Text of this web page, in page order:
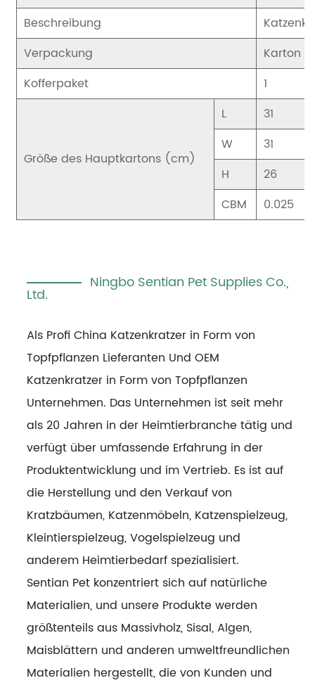
Beschreibung
Verpackung
Karton
Kofferpaket
1
Größe des Hauptkartons (cm)
L
31
W
31
H
26
CBM
0.025
Ningbo Sentian Pet Supplies Co.,
Ltd.
Als ProfiChina Katzenkratzer in Form von
Topfpflanzen Lieferanten UndOEM
Katzenkratzer in Form von Topfpflanzen
Unternehmen. Das Unternehmen ist seit mehr
als 20 Jahren in der Heimtierbranche tätig und
verfügt über umfassende Erfahrung in der
Produktentwicklung und im Vertrieb. Es ist auf
die Herstellung und den Verkauf von
Kratzbäumen, Katzenmöbeln, Katzenspielzeug,
Kleintierspielzeug, Vogelspielzeug und
anderem Heimtierbedarf spezialisiert.
Sentian Pet konzentriert sich auf natürliche
Materialien, und unsere Produkte werden
größtenteils aus Massivholz, Sisal, Algen,
Maisblättern und anderen umweltfreundlichen
Materialien hergestellt, die von Kunden und